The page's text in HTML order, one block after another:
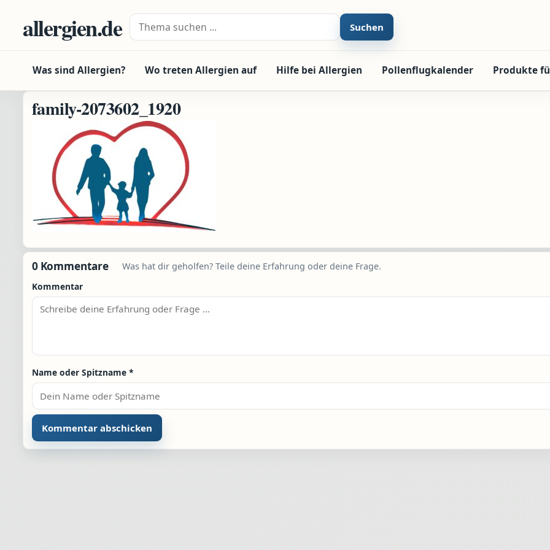
allergien.de Suche nach: Suchen
Was sind Allergien? Wo treten Allergien auf Hilfe bei Allergien Pollenflugkalender Produkte
family-2073602_1920
0 Kommentare
Was hat dir geholfen? Teile deine Erfahrung oder deine Frage.
Kommentar
Name oder Spitzname *